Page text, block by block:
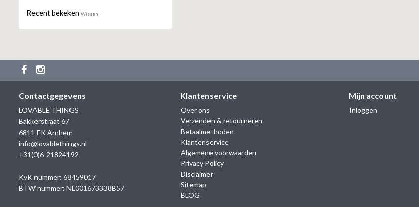
Recent bekeken Wissen
Contactgegevens
LOVABLE THINGS
Bakkerstraat 67
6811 EK Arnhem
info@lovablethings.nl
+31(0)6-21824192
KvK nummer: 68459017
BTW nummer: NL001673338B57
Klantenservice
Over ons
Verzenden & retourneren
Betaalmethoden
Klantenservice
Algemene voorwaarden
Privacy Policy
Disclaimer
Sitemap
BLOG
Mijn account
Inloggen